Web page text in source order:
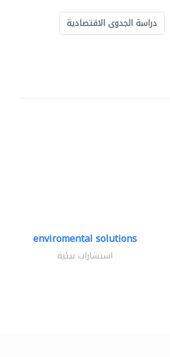
دراسة الجدوى الاقتصادية
enviromental solutions
استشارات بيئية